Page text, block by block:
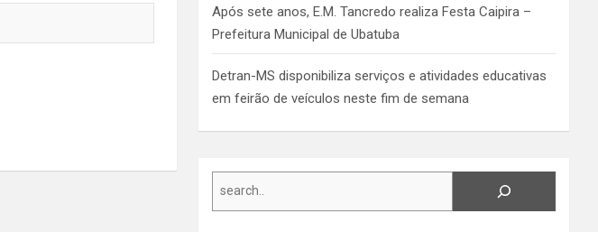
Após sete anos, E.M. Tancredo realiza Festa Caipira –
Prefeitura Municipal de Ubatuba
Detran-MS disponibiliza serviços e atividades educativas
em feirão de veículos neste fim de semana
Search